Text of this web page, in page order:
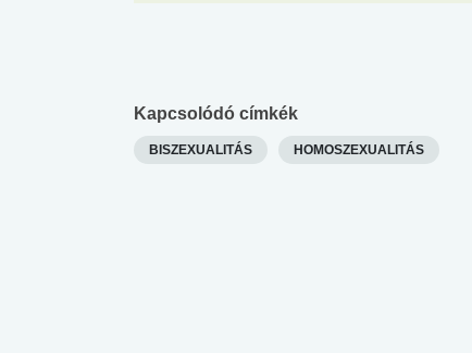
Kapcsolódó címkék
BISZEXUALITÁS HOMOSZEXUALITÁS